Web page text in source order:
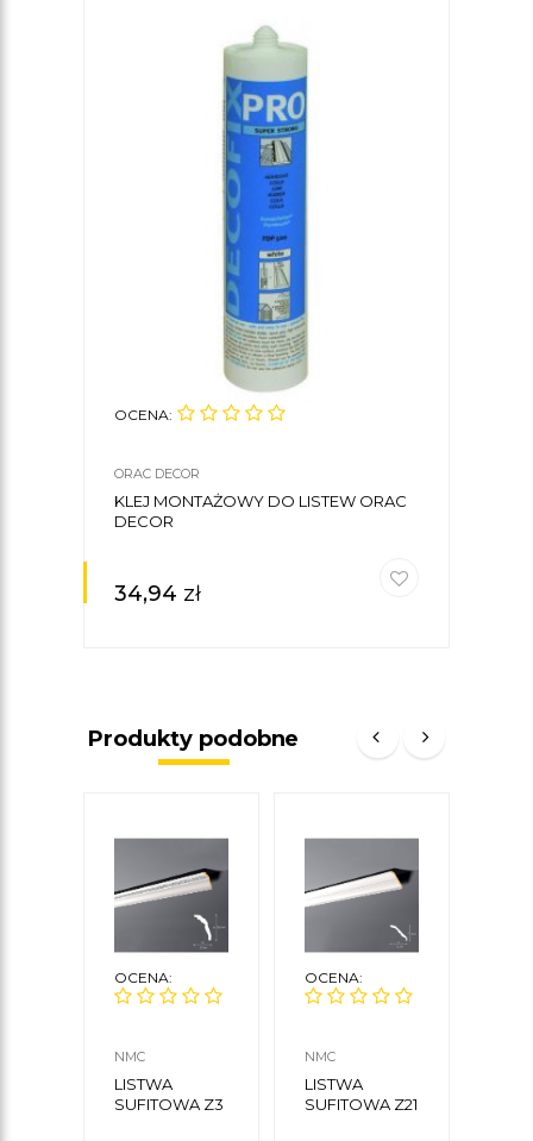
OCENA:
ORAC DECOR
KLEJ MONTAŻOWY DO LISTEW ORAC
DECOR
34,94 zł
Produkty podobne
OCENA:
NMC
LISTWA
SUFITOWA Z3
OCENA:
NMC
LISTWA
SUFITOWA Z21